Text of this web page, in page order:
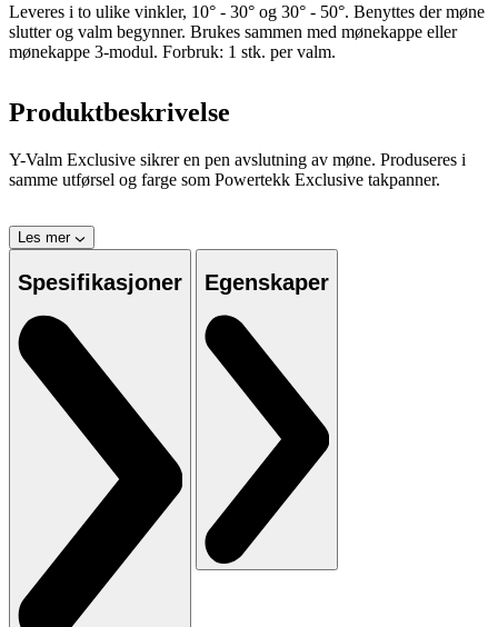
Leveres i to ulike vinkler, 10° - 30° og 30° - 50°. Benyttes der møne
slutter og valm begynner. Brukes sammen med mønekappe eller
mønekappe 3-modul. Forbruk: 1 stk. per valm.
Produktbeskrivelse
Y-Valm Exclusive sikrer en pen avslutning av møne. Produseres i
samme utførsel og farge som Powertekk Exclusive takpanner.
Les mer
Spesifikasjoner Egenskaper